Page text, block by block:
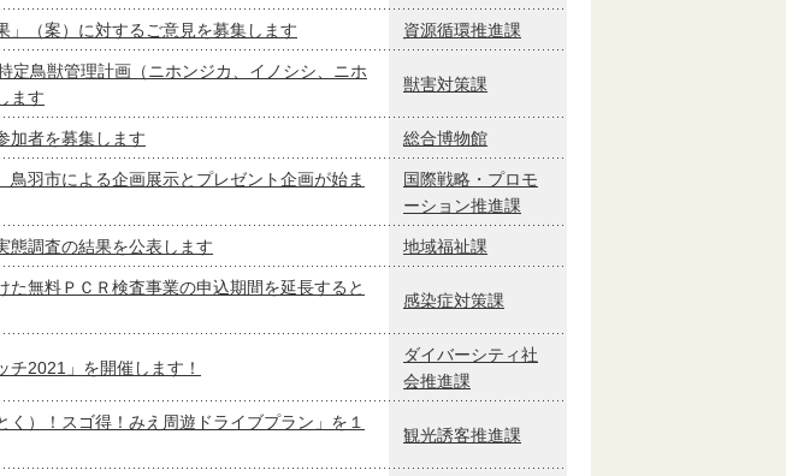
」（案）に対するご意見を募集します 資源循環推進課
定鳥獣管理計画（ニホンジカ、イノシシ、ニホ
ます
獣害対策課
加者を募集します 総合博物館
羽市による企画展示とプレゼント企画が始ま
国際戦略・プロモ
ーション推進課
態調査の結果を公表します 地域福祉課
無料ＰＣＲ検査事業の申込期間を延長すると
感染症対策課
2021」を開催します！
ダイバーシティ社
会推進課
）！スゴ得！みえ周遊ドライブプラン」を１
観光誘客推進課